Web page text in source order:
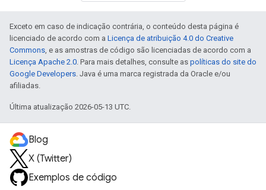
Exceto em caso de indicação contrária, o conteúdo desta página é
licenciado de acordo com a Licença de atribuição 4.0 do Creative
Commons, e as amostras de código são licenciadas de acordo com a
Licença Apache 2.0. Para mais detalhes, consulte as políticas do site do
Google Developers. Java é uma marca registrada da Oracle e/ou
afiliadas.
Última atualização 2026-05-13 UTC.
Blog
X (Twitter)
Exemplos de código